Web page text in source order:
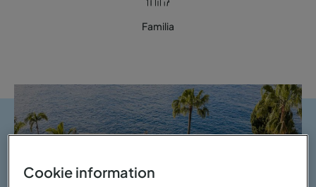
Familia
Cookie information